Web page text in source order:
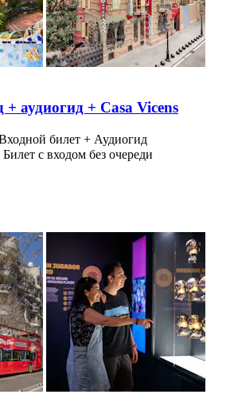
аудиогид + Casa Vicens
билет + Аудиогид
с входом без очереди